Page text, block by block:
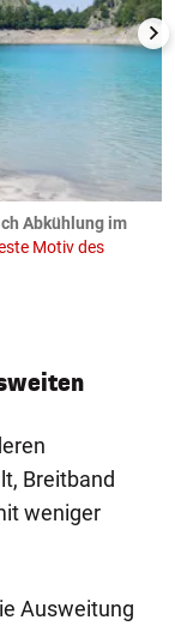
Abkühlung im
Motiv des
Breitband
weniger
Ausweitung